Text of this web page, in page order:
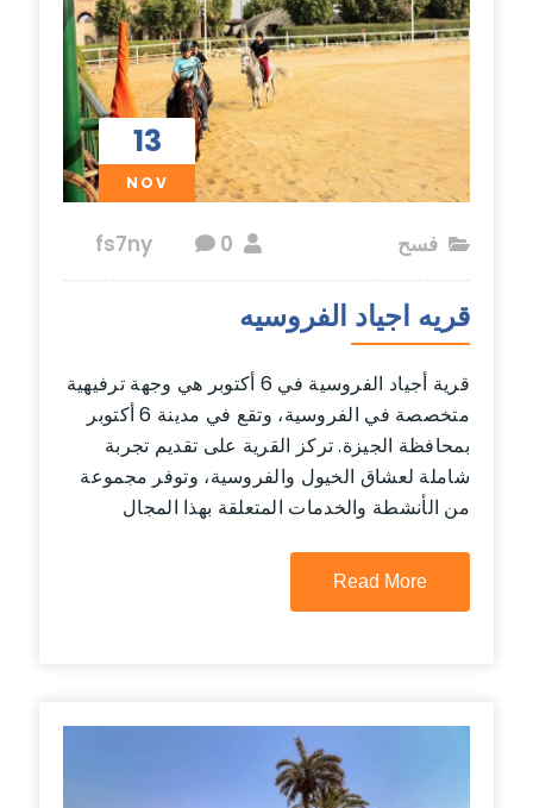
13
NOV
فسح 0
قريه اجياد الفروسيه
قرية أجياد الفروسية في 6 أكتوبر هي وجهة ترفيهية
متخصصة في الفروسية، وتقع في مدينة 6 أكتوبر
بمحافظة الجيزة. تركز القرية على تقديم تجربة
شاملة لعشاق الخيول والفروسية، وتوفر مجموعة
من الأنشطة والخدمات المتعلقة بهذا المجال
Read More